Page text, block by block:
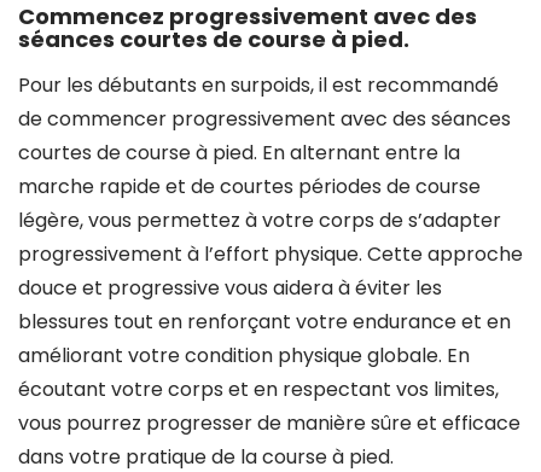
Commencez progressivement avec des
séances courtes de course à pied.
Pour les débutants en surpoids, il est recommandé
de commencer progressivement avec des séances
courtes de course à pied. En alternant entre la
marche rapide et de courtes périodes de course
légère, vous permettez à votre corps de s’adapter
progressivement à l’effort physique. Cette approche
douce et progressive vous aidera à éviter les
blessures tout en renforçant votre endurance et en
améliorant votre condition physique globale. En
écoutant votre corps et en respectant vos limites,
vous pourrez progresser de manière sûre et efficace
dans votre pratique de la course à pied.